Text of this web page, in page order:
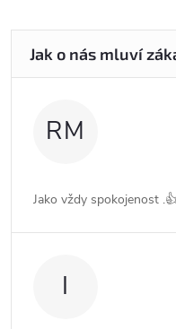
RM
Jako vždy spokojenost
I